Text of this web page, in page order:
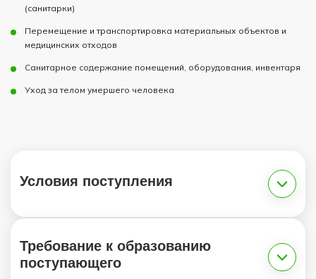
(санитарки)
Перемещение и транспортировка материальных объектов и
медицинских отходов
Санитарное содержание помещений, оборудования, инвентаря
Уход за телом умершего человека
Условия поступления
Требование к образованию
поступающего